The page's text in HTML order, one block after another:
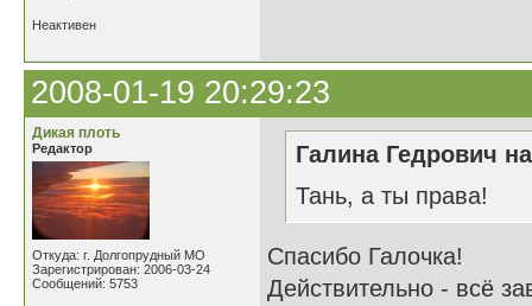
Неактивен
2008-01-19 20:29:23
Дикая плоть
Редактор
Откуда: г. Долгопрудный МО
Зарегистрирован: 2006-03-24
Сообщений: 5753
Галина Гедрович
Тань, а ты права!
Спасибо Галочка!
Действительно - всё